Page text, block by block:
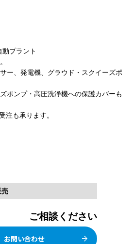
動プラント
ー、発電機、グラウド・スクイーズポ
ポンプ・高圧洗浄機への保護カバーも
も承ります。
ご相談ください
お問い合わせ